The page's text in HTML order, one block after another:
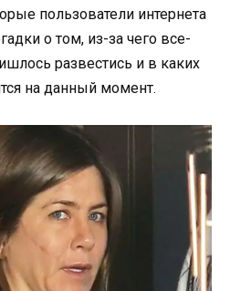
пользователи интернета
о том, из-за чего все-
развестись и в каких
на данный момент.